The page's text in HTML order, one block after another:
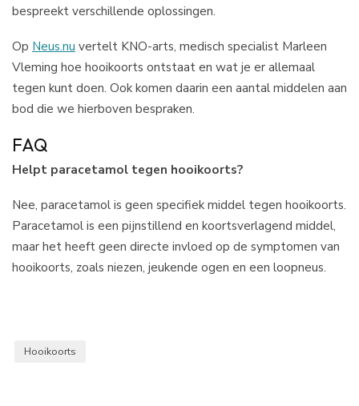
bespreekt verschillende oplossingen.
Op Neus.nu vertelt KNO-arts, medisch specialist Marleen
Vleming hoe hooikoorts ontstaat en wat je er allemaal
tegen kunt doen. Ook komen daarin een aantal middelen aan
bod die we hierboven bespraken.
FAQ
Helpt paracetamol tegen hooikoorts?
Nee, paracetamol is geen specifiek middel tegen hooikoorts.
Paracetamol is een pijnstillend en koortsverlagend middel,
maar het heeft geen directe invloed op de symptomen van
hooikoorts, zoals niezen, jeukende ogen en een loopneus.
Hooikoorts